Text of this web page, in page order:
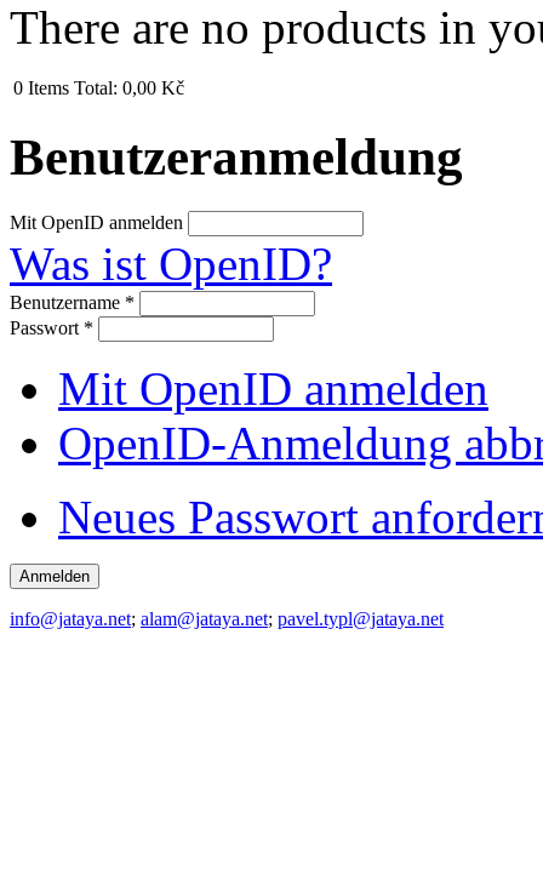
There are no products in
0 Items Total: 0,00 Kč
Benutzeranmeldung
Mit OpenID anmelden
Was ist OpenID?
Benutzername *
Passwort *
Mit OpenID anmelden
OpenID-Anmeldung
Neues Passwort
info@jataya.net; alam@jataya.net; pavel.typl@jataya.net